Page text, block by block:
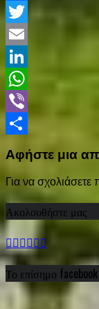
Facebook
Twitter
Email
LinkedIn
WhatsApp
Viber
Αφήστε μια
Για να σχολιάσετε
Ακολουθήστε μας
Το επίσημο